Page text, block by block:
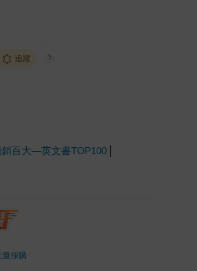
追蹤 ?
銷百大—英文書TOP100
量採購